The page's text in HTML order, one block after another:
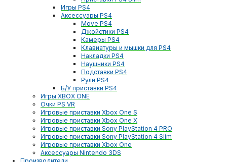
Игры PS4
Аксессуары PS4
Move PS4
Джойстики PS4
Камеры PS4
Клавиатуры и мышки для PS4
Накладки PS4
Наушники PS4
Подставки PS4
Рули PS4
Б/У приставки PS4
Игры XBOX ONE
Очки PS VR
Игровые приставки Xbox One S
Игровые приставки Xbox One X
Игровые приставки Sony PlayStation 4 PRO
Игровые приставки Sony PlayStation 4 Slim
Игровые приставки Xbox One
Аксессуары Nintendo 3DS